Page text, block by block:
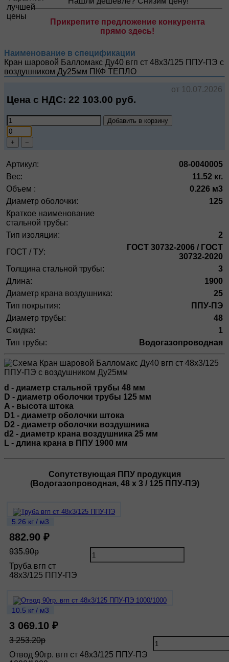
Прикрепите предложение конкурента
прямо здесь!
Наименование в спецификации
Кран шаровой Балломакс Ду40 вгп ст 48х3/125 ППУ-ПЭ с
воздушником Ду25мм ПКФ ТЕПЛО
от 10.07.2026
Цена с НДС: 22 103.00 руб.
Добавить в корзину
+ −
Артикул:
08-0040005
Вес:
11.52 кг.
Объем :
0.226 м3
Диаметр оболочки:
125
Краткое наименование
стальной трубы:
Тип изоляции:
2
ГОСТ / ТУ:
ГОСТ 30732-2006 / ГОСТ
30732-2020
Толщина стальной трубы:
3
Длина:
1900
Диаметр крана воздушника:
25
Тип покрытия:
ППУ-ПЭ
Диаметр трубы:
48
Скидка:
1
Тип трубы:
Водогазопроводная
d - диаметр стальной трубы 48 мм
D - диаметр оболочки трубы 125 мм
A - высота штока
D1 - диаметр оболочки штока
D2 - диаметр оболочки воздушника
d2 - диаметр крана воздушника 25 мм
L - длина крана в ППУ 1900 мм
Сопутствующая ППУ продукция
(Водогазопроводная, 48 х 3 / 125 ППУ-ПЭ)
5.26 кг / м3
882.90 ₽
935.90р
Труба вгп ст
48х3/125 ППУ-ПЭ
10.5 кг / м3
3 069.10 ₽
3 253.20р
Отвод 90гр. вгп ст 48х3/125 ППУ-ПЭ